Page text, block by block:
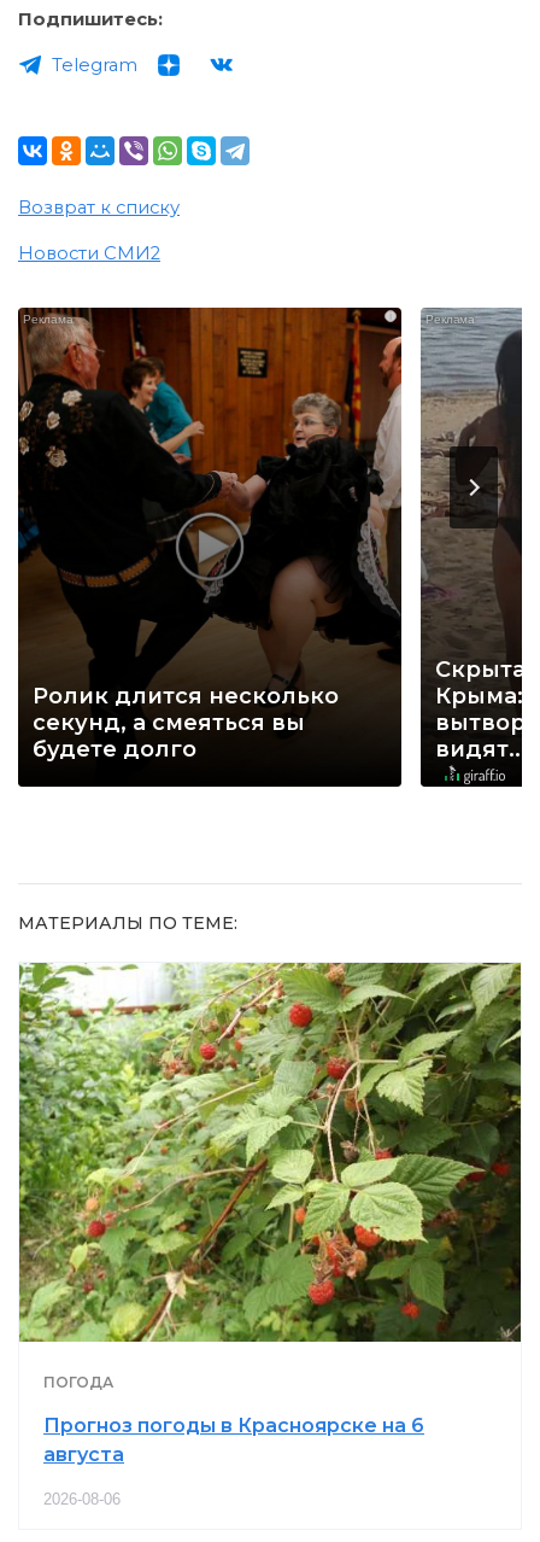
Подпишитесь:
Telegram
Возврат к списку
Новости СМИ2
i
Ролик длится несколько
секунд, а смеяться вы
будете долго
Крыма:
видят...
МАТЕРИАЛЫ ПО ТЕМЕ:
ПОГОДА
Прогноз погоды в Красноярске на 6
августа
2026-08-06